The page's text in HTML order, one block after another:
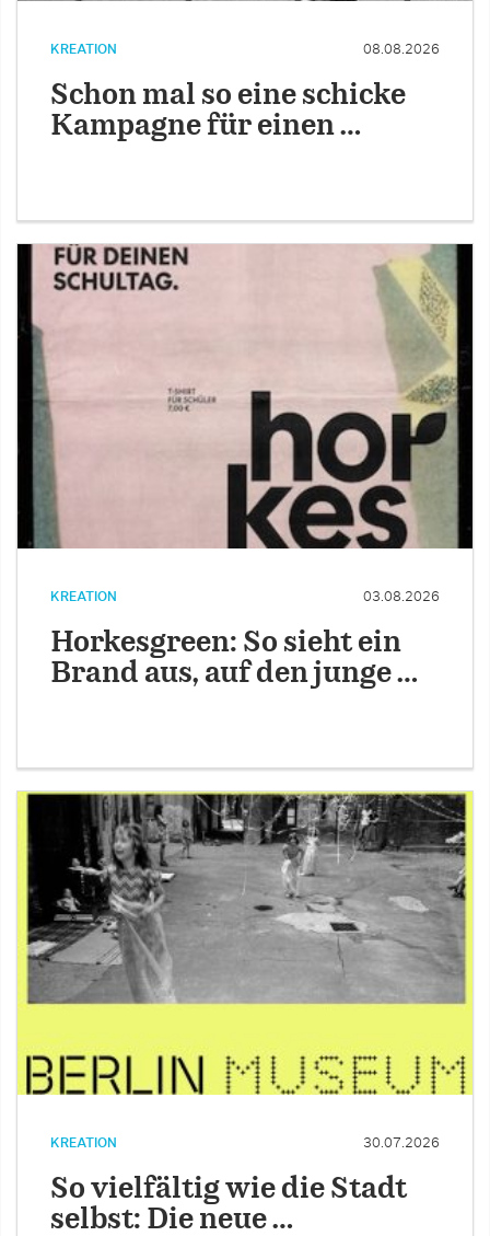
KREATION 08.08.2026
Schon mal so eine schicke
Kampagne für einen …
KREATION 03.08.2026
Horkesgreen: So sieht ein
Brand aus, auf den junge …
KREATION 30.07.2026
So vielfältig wie die Stadt
selbst: Die neue …